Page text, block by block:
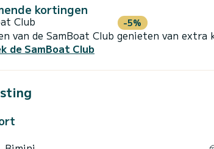
kortingen
Club -5%
van de SamBoat Club genieten van
de SamBoat Club